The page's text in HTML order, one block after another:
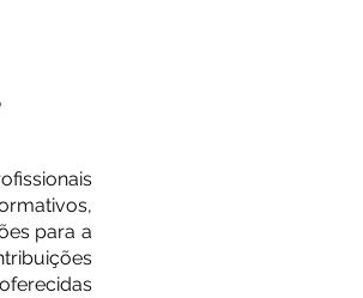
para a